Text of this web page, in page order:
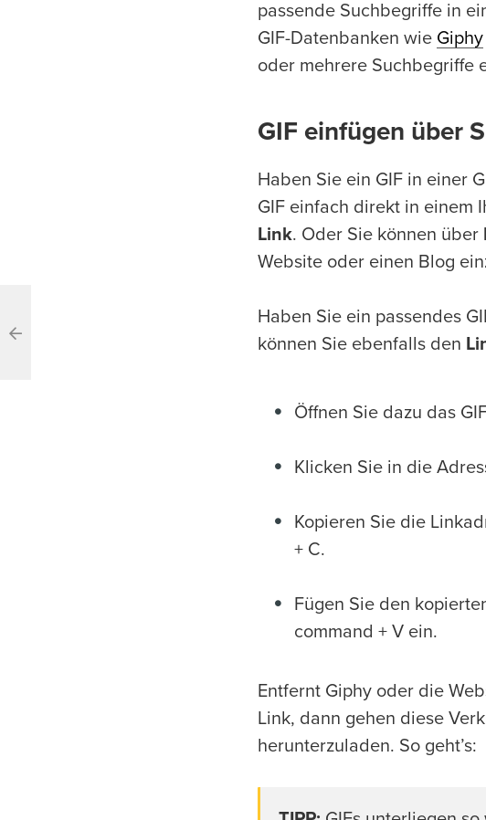
passende Suchbegriffe in
GIF-Datenbanken wie Giphy
oder mehrere Suchbegriffe
GIF einfügen über
Haben Sie ein GIF in einer
GIF einfach direkt in einem
Link. Oder Sie können über
Website oder einen Blog
Haben Sie ein passendes
können Sie ebenfalls den
Öffnen Sie dazu das
Klicken Sie in die
Kopieren Sie die
+ C.
Fügen Sie den
command + V ein.
Entfernt Giphy oder die
Link, dann gehen diese
herunterzuladen. So geht’s: